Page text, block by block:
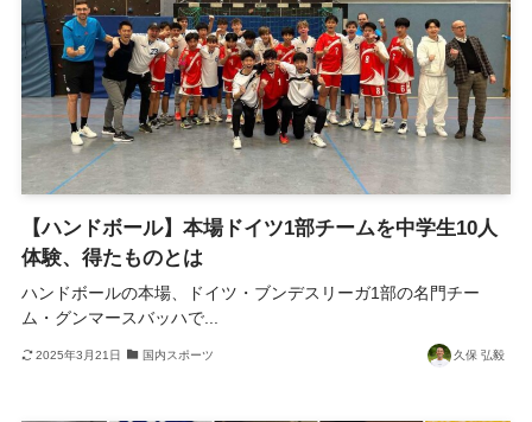
【ハンドボール】本場ドイツ1部チームを中学生10人
体験、得たものとは
ハンドボールの本場、ドイツ・ブンデスリーガ1部の名門チー
ム・グンマースバッハで...
2025年3月21日 国内スポーツ 久保 弘毅